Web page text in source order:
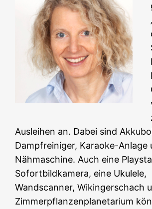
Ausleihen an. Dabei sind
Dampfreiniger, Karaoke-Anlage
Nähmaschine. Auch eine
Sofortbildkamera, eine Ukulele,
Wandscanner, Wikingerschach
Zimmerpflanzenplanetarium